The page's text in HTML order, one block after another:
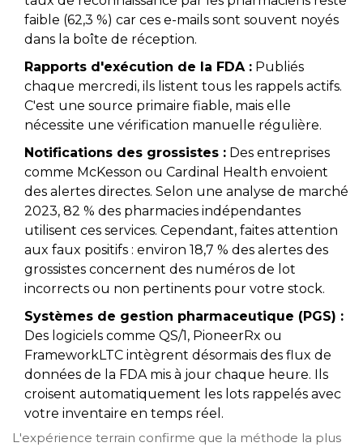
faible (62,3 %) car ces e-mails sont souvent noyés
dans la boîte de réception.
Rapports d'exécution de la FDA : Publiés
chaque mercredi, ils listent tous les rappels actifs.
C'est une source primaire fiable, mais elle
nécessite une vérification manuelle régulière.
Notifications des grossistes : Des entreprises
comme McKesson ou Cardinal Health envoient
des alertes directes. Selon une analyse de marché
2023, 82 % des pharmacies indépendantes
utilisent ces services. Cependant, faites attention
aux faux positifs : environ 18,7 % des alertes des
grossistes concernent des numéros de lot
incorrects ou non pertinents pour votre stock.
Systèmes de gestion pharmaceutique (PGS) :
Des logiciels comme QS/1, PioneerRx ou
FrameworkLTC intègrent désormais des flux de
données de la FDA mis à jour chaque heure. Ils
croisent automatiquement les lots rappelés avec
votre inventaire en temps réel.
L'expérience terrain confirme que la méthode la plus